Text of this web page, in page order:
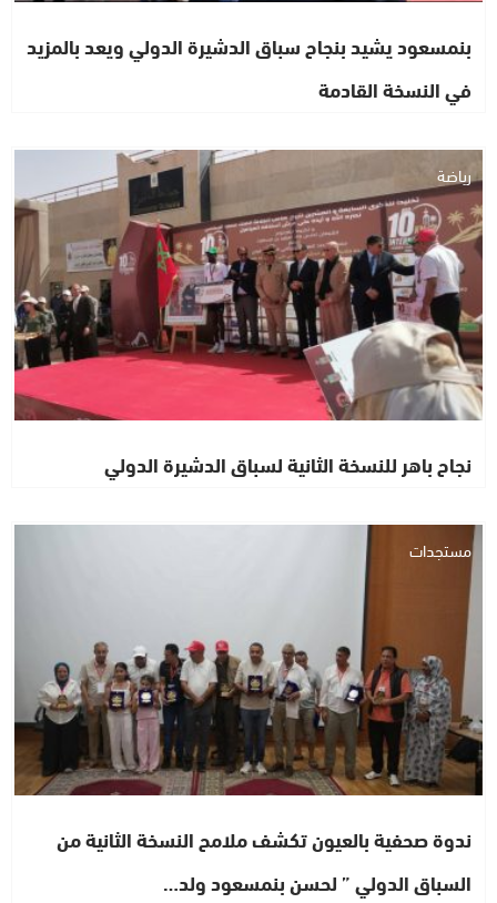
بنمسعود يشيد بنجاح سباق الدشيرة الدولي ويعد بالمزيد
في النسخة القادمة
رياضة
نجاح باهر للنسخة الثانية لسباق الدشيرة الدولي
مستجدات
ندوة صحفية بالعيون تكشف ملامح النسخة الثانية من
السباق الدولي ” لحسن بنمسعود ولد…